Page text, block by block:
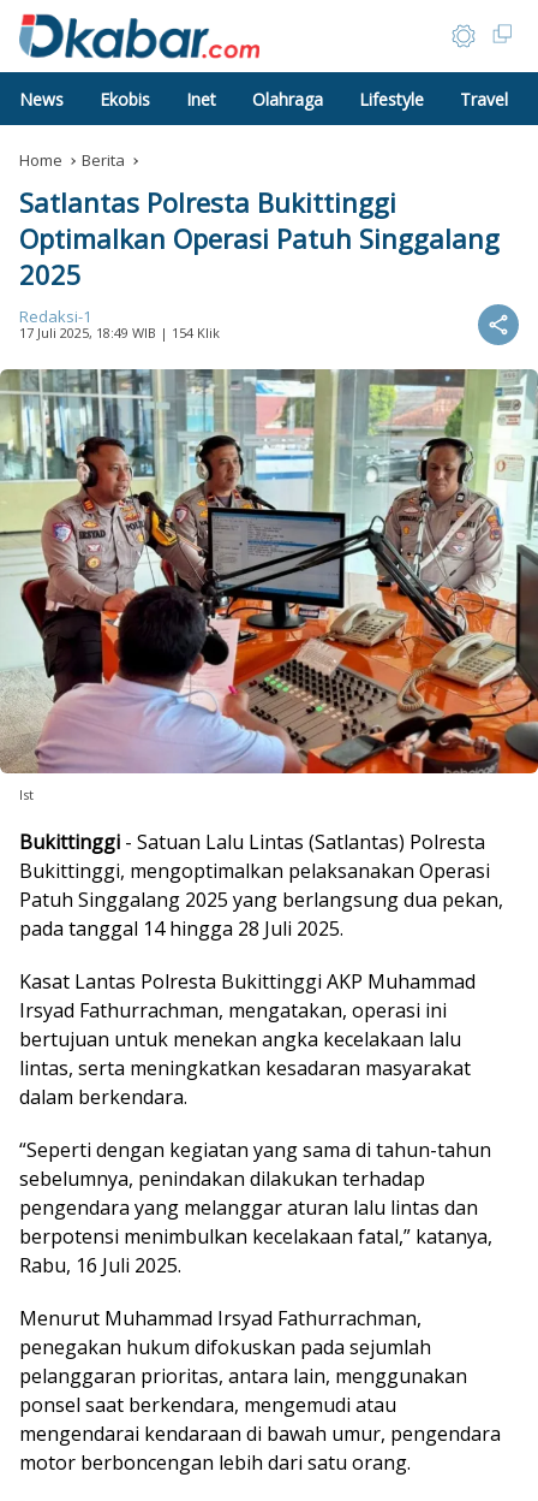
News Ekobis Inet Olahraga Lifestyle Travel
Home Berita
Satlantas Polresta Bukittinggi
Optimalkan Operasi Patuh Singgalang
2025
Redaksi-1
17 Juli 2025, 18:49 WIB | 154 Klik
Ist
Bukittinggi - Satuan Lalu Lintas (Satlantas) Polresta
Bukittinggi, mengoptimalkan pelaksanakan Operasi
Patuh Singgalang 2025 yang berlangsung dua pekan,
pada tanggal 14 hingga 28 Juli 2025.
Kasat Lantas Polresta Bukittinggi AKP Muhammad
Irsyad Fathurrachman, mengatakan, operasi ini
bertujuan untuk menekan angka kecelakaan lalu
lintas, serta meningkatkan kesadaran masyarakat
dalam berkendara.
“Seperti dengan kegiatan yang sama di tahun-tahun
sebelumnya, penindakan dilakukan terhadap
pengendara yang melanggar aturan lalu lintas dan
berpotensi menimbulkan kecelakaan fatal,” katanya,
Rabu, 16 Juli 2025.
Menurut Muhammad Irsyad Fathurrachman,
penegakan hukum difokuskan pada sejumlah
pelanggaran prioritas, antara lain, menggunakan
ponsel saat berkendara, mengemudi atau
mengendarai kendaraan di bawah umur, pengendara
motor berboncengan lebih dari satu orang.